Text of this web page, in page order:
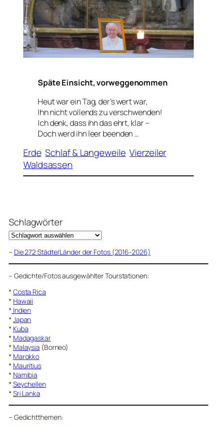
Späte Einsicht, vorweggenommen
Heut war ein Tag, der’s wert war,
Ihn nicht vollends zu verschwenden!
Ich denk, dass ihn das ehrt, klar –
Doch werd ihn leer beenden …
Erde Schlaf & Langeweile Vierzeiler
Waldsassen
Schlagwörter
– Die 272 Städte/Länder der Fotos (2016-2026)
– Gedichte/Fotos ausgewählter Tourstationen:
* Costa Rica
* Hawaii
* Indien
* Japan
* Kuba
* Madagaskar
* Malaysia (Borneo)
* Marokko
* Mauritius
* Namibia
* Seychellen
* Sri Lanka
– Gedichtthemen: